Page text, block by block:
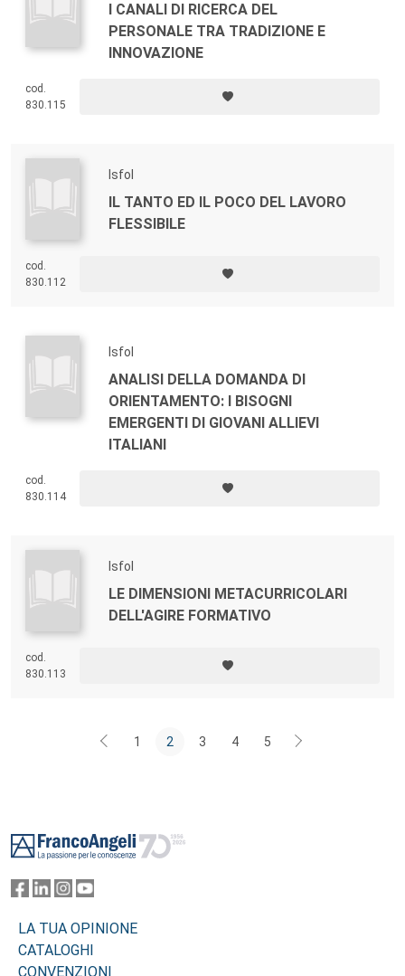
I CANALI DI RICERCA DEL
PERSONALE TRA TRADIZIONE E
INNOVAZIONE
cod.
830.115
Isfol
IL TANTO ED IL POCO DEL LAVORO
FLESSIBILE
cod.
830.112
Isfol
ANALISI DELLA DOMANDA DI
ORIENTAMENTO: I BISOGNI
EMERGENTI DI GIOVANI ALLIEVI
ITALIANI
cod.
830.114
Isfol
LE DIMENSIONI METACURRICOLARI
DELL'AGIRE FORMATIVO
cod.
830.113
1 2 3 4 5
LA TUA OPINIONE
CATALOGHI
CONVENZIONI